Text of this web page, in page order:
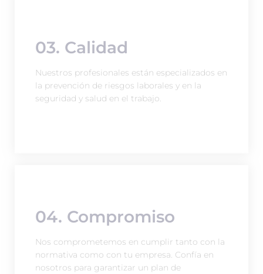
03. Calidad
Nuestros profesionales están especializados en
la prevención de riesgos laborales y en la
seguridad y salud en el trabajo.
04. Compromiso
Nos comprometemos en cumplir tanto con la
normativa como con tu empresa. Confía en
nosotros para garantizar un plan de